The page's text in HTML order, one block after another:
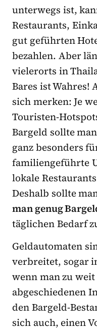
unterwegs ist,
Restaurants,
gut geführten
bezahlen. Aber
vielerorts in
Bares ist Wahres!
sich merken: Je
Touristen-
Bargeld sollte
ganz besonders
familiengeführte
lokale
Deshalb sollte
man genug
täglichen Bedarf
Geldautomaten
verbreitet, sogar
wenn man zu
abgeschiedenen
den Bargeld-
sich auch, einen